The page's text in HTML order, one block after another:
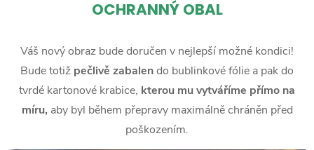
OCHRANNÝ OBAL
Váš nový obraz bude doručen v nejlepší možné kondici!
Bude totiž pečlivě zabalendo bublinkové fólie a pak do
tvrdé kartonové krabice, kterou mu vytváříme přímo na
míru, aby byl během přepravy maximálně chráněn před
poškozením.